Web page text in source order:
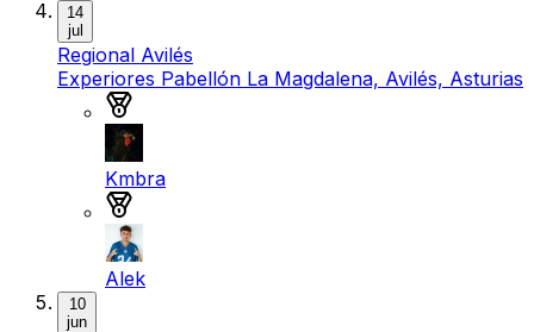
14
jul
Regional Avilés
Experiores Pabellón La Magdalena, Avilés, Asturias
Kmbra
Alek
10
jun